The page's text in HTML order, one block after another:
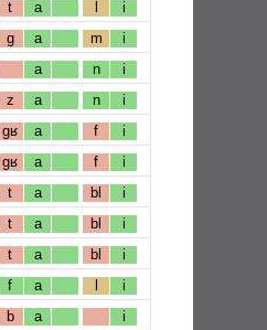
t a l i
g a m i
a n i
z a n i
gʁ a f i
gʁ a f i
t a bl i
t a bl i
t a bl i
f a l i
b a i